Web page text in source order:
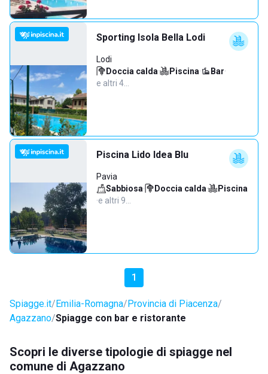
Sporting Isola Bella Lodi
Lodi
Doccia calda· Piscina· Bar·
e altri 4…
Piscina Lido Idea Blu
Pavia
Sabbiosa· Doccia calda·
Piscina
·e altri 9…
1
Spiagge.it Emilia-Romagna Provincia di Piacenza
Agazzano Spiagge con bar e ristorante
Scopri le diverse tipologie di spiagge nel
comune di Agazzano